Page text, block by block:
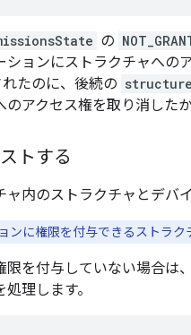
の
ションにストラクチャへ
たのに、後続の
のアクセス権を取り消した
トする
ャ内のストラクチャとデバ
ンに権限を付与できるストラク
限を付与していない場合は
処理します。